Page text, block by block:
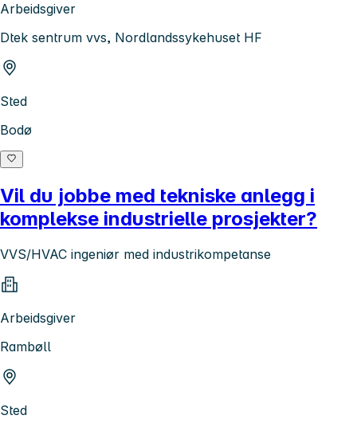
Arbeidsgiver
Dtek sentrum vvs, Nordlandssykehuset HF
Sted
Bodø
Vil du jobbe med tekniske anlegg i
komplekse industrielle prosjekter?
VVS/HVAC ingeniør med industrikompetanse
Arbeidsgiver
Rambøll
Sted